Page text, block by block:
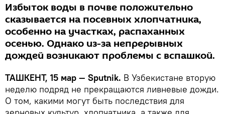
Избыток воды в почве положительно
сказывается на посевных хлопчатника,
особенно на участках, распаханных
осенью. Однако из-за непрерывных
дождей возникают проблемы с вспашкой.
ТАШКЕНТ, 15 мар — Sputnik. В Узбекистане вторую
неделю подряд не прекращаются ливневые дожди.
О том, какими могут быть последствия для